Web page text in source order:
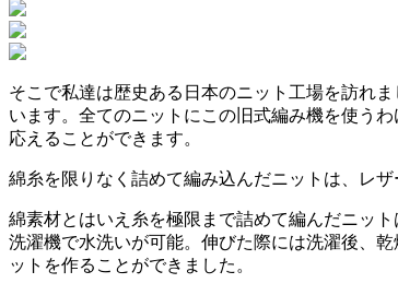
そこで私達は歴史ある日本のニット工場を訪れ
います。全てのニットにこの旧式編み機を使う
応えることができます。
綿糸を限りなく詰めて編み込んだニットは、レ
綿素材とはいえ糸を極限まで詰めて編んだニッ
洗濯機で水洗いが可能。伸びた際には洗濯後、
ットを作ることができました。